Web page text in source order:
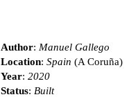
Author: Manuel Gallego
Location: Spain (A Coruña)
Year: 2020
Status: Built